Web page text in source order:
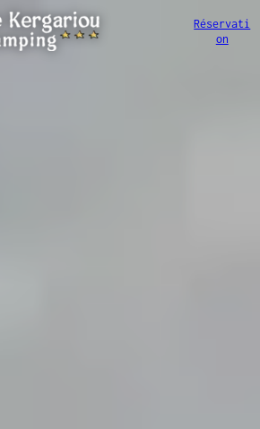
Réservati
on